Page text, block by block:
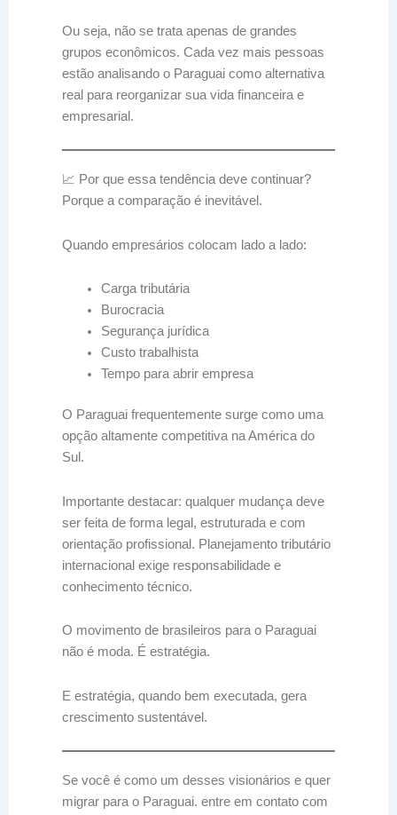
Ou seja, não se trata apenas de grandes
grupos econômicos. Cada vez mais pessoas
estão analisando o Paraguai como alternativa
real para reorganizar sua vida financeira e
empresarial.
📈 Por que essa tendência deve continuar?
Porque a comparação é inevitável.
Quando empresários colocam lado a lado:
Carga tributária
Burocracia
Segurança jurídica
Custo trabalhista
Tempo para abrir empresa
O Paraguai frequentemente surge como uma
opção altamente competitiva na América do
Sul.
Importante destacar: qualquer mudança deve
ser feita de forma legal, estruturada e com
orientação profissional. Planejamento tributário
internacional exige responsabilidade e
conhecimento técnico.
O movimento de brasileiros para o Paraguai
não é moda. É estratégia.
E estratégia, quando bem executada, gera
crescimento sustentável.
Se você é como um desses visionários e quer
migrar para o Paraguai. entre em contato com